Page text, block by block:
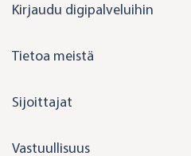
n
Kirjaudu digipalveluihin
Tietoa meistä
Sijoittajat
Vastuullisuus